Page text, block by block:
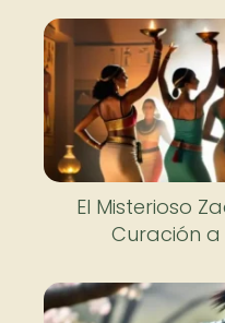
El Misterioso
Curación a